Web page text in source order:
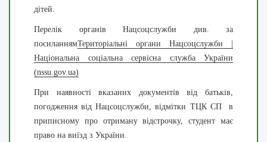
дітей.
Перелік органів Нацсоцслужби див. за
посиланнямТериторіальні органи Нацсоцслужби |
Національна соціальна сервісна служба України
(nssu.gov.ua)
При наявності вказаних документів від батьків,
погодження від Нацсоцслужби, відмітки ТЦК СП в
приписному про отриману відстрочку, студент має
право на виїзд з України.